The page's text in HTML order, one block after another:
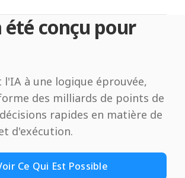
été conçu pour
l'IA à une logique éprouvée,
des milliards de points de
rapides en matière de
d'exécution.
Ce Qui Est Possible